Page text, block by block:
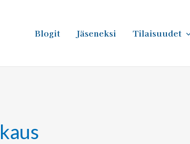
Blogit Jäseneksi Tilaisuudet